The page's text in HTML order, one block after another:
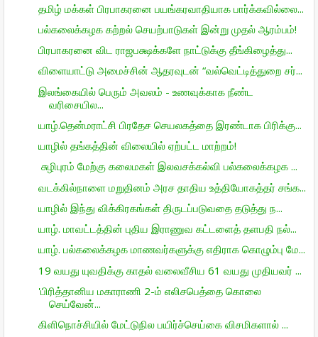
தமிழ் மக்கள் பிரபாகரனை பயங்கரவாதியாக பார்க்கவில்லை...
பல்கலைக்கழக கற்றல் செயற்பாடுகள் இன்று முதல் ஆரம்பம்!
பிரபாகரனை விட ராஜபக்ஷக்களே நாட்டுக்கு தீங்கிழைத்து...
விளையாட்டு அமைச்சின் ஆதரவுடன் “வல்வெட்டித்துறை சர்...
இலங்கையில் பெரும் அவலம் - உணவுக்காக நீண்ட
வரிசையில...
யாழ்.தென்மராட்சி பிரதேச செயலகத்தை இரண்டாக பிரிக்கு...
யாழில் தங்கத்தின் விலையில் ஏற்பட்ட மாற்றம்!
சுழிபுரம் மேற்கு கலைமகள் இலவசக்கல்வி பல்கலைக்கழக ...
வடக்கில்நாளை மறுதினம் அரச தாதிய உத்தியோகத்தர் சங்க...
யாழில் இந்து விக்கிரகங்கள் திருடப்படுவதை தடுத்து ந...
யாழ். மாவட்டத்தின் புதிய இராணுவ கட்டளைத் தளபதி நல்...
யாழ். பல்கலைக்கழக மாணவர்களுக்கு எதிராக கொழும்பு மே...
19 வயது யுவதிக்கு காதல் வலைவீசிய 61 வயது முதியவர் ...
'பிரித்தானிய மகாராணி 2-ம் எலிசபெத்தை கொலை
செய்வேன்...
கிளிநொச்சியில் மேட்டுநில பயிர்ச்செய்கை விசமிகளால் ...